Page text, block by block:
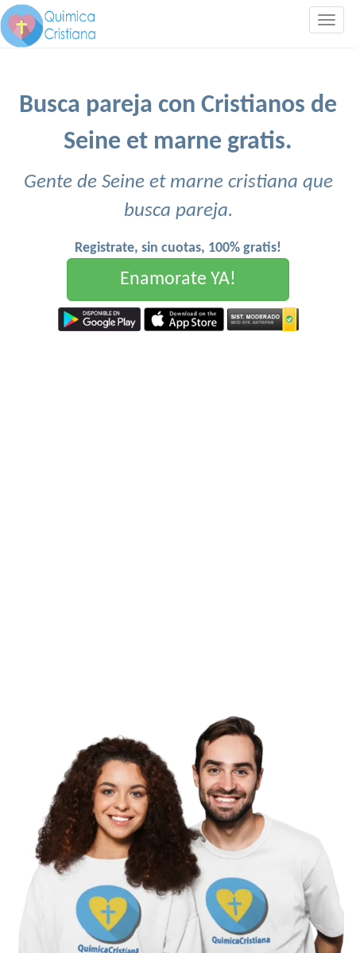
Busca pareja con Cristianos de
Seine et marne gratis.
Gente de Seine et marne cristiana que
busca pareja.
Registrate, sin cuotas, 100% gratis!
Enamorate YA!